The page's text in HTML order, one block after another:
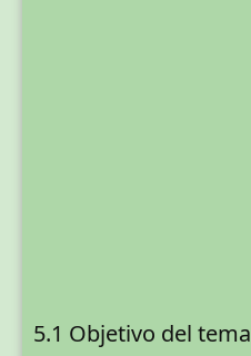
5.1 Objetivo del tema